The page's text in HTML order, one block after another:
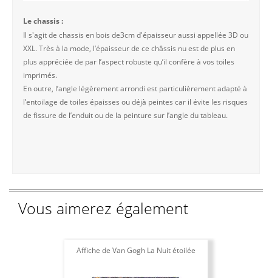
Le chassis :
Il s'agit de chassis en bois de3cm d'épaisseur aussi appellée 3D ou
XXL. Très à la mode, l’épaisseur de ce châssis nu est de plus en
plus appréciée de par l’aspect robuste qu’il confère à vos toiles
imprimés.
En outre, l’angle légèrement arrondi est particulièrement adapté à
l’entoilage de toiles épaisses ou déjà peintes car il évite les risques
de fissure de l’enduit ou de la peinture sur l’angle du tableau.
Vous aimerez également
Affiche de Van Gogh La Nuit étoilée